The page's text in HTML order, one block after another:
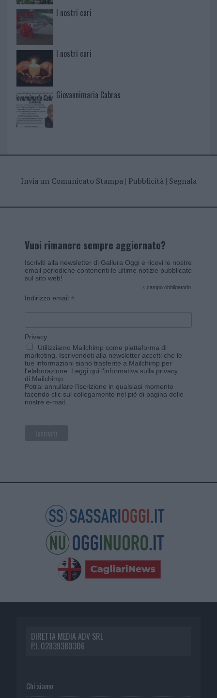
I nostri cari
I nostri cari
Giovannimaria Cabras
Invia un Comunicato Stampa| Pubblicità| Segnala
Vuoi rimanere sempre aggiornato?
Iscriviti alla newsletter di Gallura Oggi e ricevi le nostre
email periodiche contenenti le ultime notizie pubblicate
sul sito web!
* campo obbligatorio
Indirizzo email *
Privacy
Utilizziamo Mailchimp come piattaforma di
marketing. Iscrivendoti alla newsletter accetti che le
tue informazioni siano trasferite a Mailchimp per
l'elaborazione. Leggi qui l'informativa sulla privacy
di Mailchimp
Potrai annullare l'iscrizione in qualsiasi momento
facendo clic sul collegamento nel piè di pagina delle
nostre e-mail.
DIRETTA MEDIA ADV SRL
P.I. 02839380306
Chi siamo